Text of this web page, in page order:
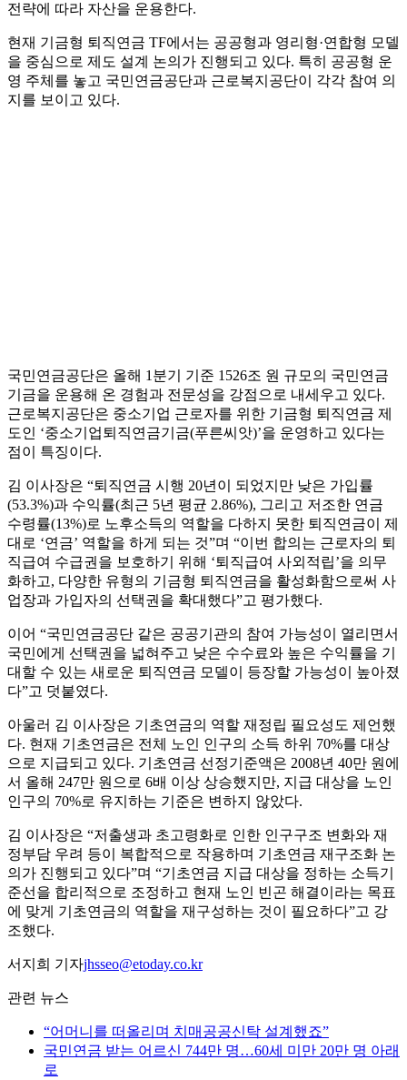
전략에 따라 자산을 운용한다.
현재 기금형 퇴직연금 TF에서는 공공형과 영리형·연합형 모델
을 중심으로 제도 설계 논의가 진행되고 있다. 특히 공공형 운
영 주체를 놓고 국민연금공단과 근로복지공단이 각각 참여 의
지를 보이고 있다.
국민연금공단은 올해 1분기 기준 1526조 원 규모의 국민연금
기금을 운용해 온 경험과 전문성을 강점으로 내세우고 있다.
근로복지공단은 중소기업 근로자를 위한 기금형 퇴직연금 제
도인 ‘중소기업퇴직연금기금(푸른씨앗)’을 운영하고 있다는
점이 특징이다.
김 이사장은 “퇴직연금 시행 20년이 되었지만 낮은 가입률
(53.3%)과 수익률(최근 5년 평균 2.86%), 그리고 저조한 연금
수령률(13%)로 노후소득의 역할을 다하지 못한 퇴직연금이 제
대로 ‘연금’ 역할을 하게 되는 것”며 “이번 합의는 근로자의 퇴
직급여 수급권을 보호하기 위해 ‘퇴직급여 사외적립’을 의무
화하고, 다양한 유형의 기금형 퇴직연금을 활성화함으로써 사
업장과 가입자의 선택권을 확대했다”고 평가했다.
이어 “국민연금공단 같은 공공기관의 참여 가능성이 열리면서
국민에게 선택권을 넓혀주고 낮은 수수료와 높은 수익률을 기
대할 수 있는 새로운 퇴직연금 모델이 등장할 가능성이 높아졌
다”고 덧붙였다.
아울러 김 이사장은 기초연금의 역할 재정립 필요성도 제언했
다. 현재 기초연금은 전체 노인 인구의 소득 하위 70%를 대상
으로 지급되고 있다. 기초연금 선정기준액은 2008년 40만 원에
서 올해 247만 원으로 6배 이상 상승했지만, 지급 대상을 노인
인구의 70%로 유지하는 기준은 변하지 않았다.
김 이사장은 “저출생과 초고령화로 인한 인구구조 변화와 재
정부담 우려 등이 복합적으로 작용하며 기초연금 재구조화 논
의가 진행되고 있다”며 “기초연금 지급 대상을 정하는 소득기
준선을 합리적으로 조정하고 현재 노인 빈곤 해결이라는 목표
에 맞게 기초연금의 역할을 재구성하는 것이 필요하다”고 강
조했다.
서지희 기자jhsseo@etoday.co.kr
관련 뉴스
“어머니를 떠올리며 치매공공신탁 설계했죠”
국민연금 받는 어르신 744만 명…60세 미만 20만 명 아래
로